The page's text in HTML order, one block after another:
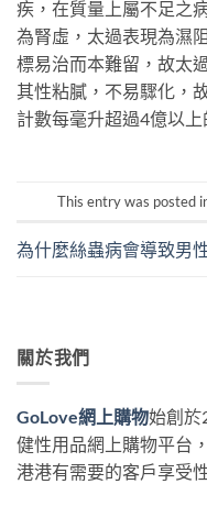
疾，在質量上屬不足之
為腎虛，太過表現為濕
標易治而本難留，故太
其性粘膩，不易驟化，
計數每毫升超過4億以
This entry was posted
為什麼絲蟲病會導致男
關於我們
GoLove網上購物始創於
健性用品網上購物平台
港港有需要的客戶享受